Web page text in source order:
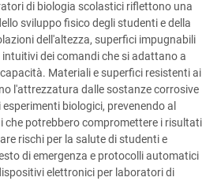
di biologia scolastici riflettono una
sviluppo fisico degli studenti e della
dell'altezza, superfici impugnabili
dei comandi che si adattano a
Materiali e superfici resistenti ai
l'attrezzatura dalle sostanze corrosive
biologici, prevenendo al
potrebbero compromettere i risultati
rischi per la salute di studenti e
di emergenza e protocolli automatici
elettronici per laboratori di